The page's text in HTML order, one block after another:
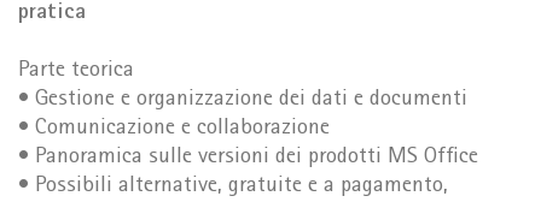
pratica
Parte teorica
• Gestione e organizzazione dei dati e documenti
• Comunicazione e collaborazione
• Panoramica sulle versioni dei prodotti MS Office
• Possibili alternative, gratuite e a pagamento,